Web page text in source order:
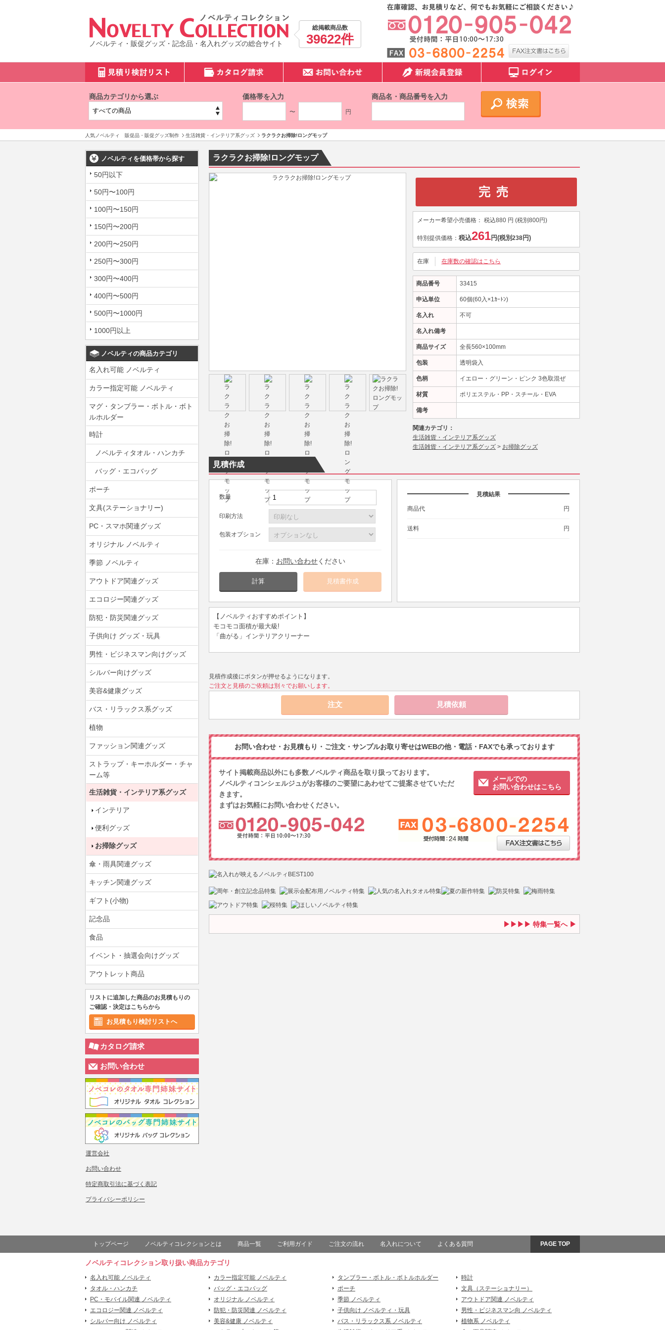
ノベルティ・販促グッズ・記念品・名入れグッズの総合サイト
総掲載商品数
39622件
商品カテゴリから選ぶ 価格帯を入力
〜 円
商品名・商品番号を入力
人気ノベルティ 販促品・販促グッズ制作 生活雑貨・インテリア系グッズ ラクラクお掃除!ロングモップ
ノベルティを価格帯から探す
50円以下
50円〜100円
100円〜150円
150円〜200円
200円〜250円
250円〜300円
300円〜400円
400円〜500円
500円〜1000円
1000円以上
ノベルティの商品カテゴリ
名入れ可能 ノベルティ
カラー指定可能 ノベルティ
マグ・タンブラー・ボトル・ボト
ルホルダー
時計
ノベルティタオル・ハンカチ
バッグ・エコバッグ
ポーチ
文具(ステーショナリー)
PC・スマホ関連グッズ
オリジナル ノベルティ
季節 ノベルティ
アウトドア関連グッズ
エコロジー関連グッズ
防犯・防災関連グッズ
子供向け グッズ・玩具
男性・ビジネスマン向けグッズ
シルバー向けグッズ
美容&健康グッズ
バス・リラックス系グッズ
植物
ファッション関連グッズ
ストラップ・キーホルダー・チャ
ーム等
生活雑貨・インテリア系グッズ
インテリア
便利グッズ
お掃除グッズ
傘・雨具関連グッズ
キッチン関連グッズ
ギフト(小物)
記念品
食品
イベント・抽選会向けグッズ
アウトレット商品
リストに追加した商品のお見積もりの
ご確認・決定はこちらから
お見積もり検討リストへ
カタログ請求
お問い合わせ
運営会社
お問い合わせ
特定商取引法に基づく表記
プライバシーポリシー
ラクラクお掃除!ロングモップ
完売
メーカー希望小売価格： 税込880 円 (税別 800円)
特別提供価格： 税込261円(税別 238円)
在庫 在庫数の確認はこちら
商品番号 33415
申込単位 60個(60入×1ｶｰﾄﾝ)
名入れ 不可
名入れ備考
商品サイズ 全長560×100mm
包装 透明袋入
色柄 イエロー・グリーン・ピンク 3色取混ぜ
材質 ポリエステル・PP・スチール・EVA
備考
関連カテゴリ：
生活雑貨・インテリア系グッズ
生活雑貨・インテリア系グッズ > お掃除グッズ
見積作成
数量
印刷方法
包装オプション
在庫： お問い合わせください
計算
見積結果
商品代 円
送料 円
【ノベルティおすすめポイント】
モコモコ面積が最大級!
「曲がる」インテリアクリーナー
見積作成後にボタンが押せるようになります。
ご注文と見積のご依頼は別々でお願いします。
お問い合わせ・お見積もり・ご注文・サンプルお取り寄せはWEBの他・電話・FAXでも承っております
サイト掲載商品以外にも多数ノベルティ商品を取り扱っております。
ノベルティコンシェルジュがお客様のご要望にあわせてご提案させていただ
きます。
まずはお気軽にお問い合わせください。
メールでの
お問い合わせはこちら
特集一覧へ
トップページ ノベルティコレクションとは 商品一覧 ご利用ガイド ご注文の流れ 名入れについて よくある質問 PAGE TOP
ノベルティコレクション取り扱い商品カテゴリ
名入れ可能 ノベルティ カラー指定可能 ノベルティ タンブラー・ボトル・ボトルホルダー
時計
タオル・ハンカチ
バッグ・エコバッグ ポーチ
文具（ステーショナリー）
PC・モバイル関連 ノベルティ
オリジナル ノベルティ 季節 ノベルティ
アウトドア関連 ノベルティ
エコロジー関連 ノベルティ
防犯・防災関連 ノベルティ 子供向け ノベルティ・玩具
男性・ビジネスマン向 ノベルティ
シルバー向け ノベルティ
美容&健康 ノベルティ バス・リラックス系 ノベルティ
植物系 ノベルティ